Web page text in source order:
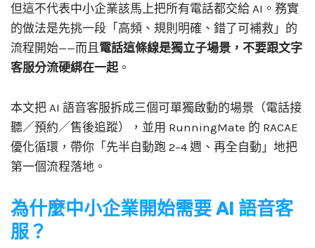
但這不代表中小企業該馬上把所有電話都交給 AI。務實
的做法是先挑一段「高頻、規則明確、錯了可補救」的
流程開始——而且 電話這條線是獨立子場景，不要跟文字
客服分流硬綁在一起 。
本文把 AI 語音客服拆成三個可單獨啟動的場景（電話接
聽／預約／售後追蹤），並用 RunningMate 的 RACAE
優化循環，帶你「先半自動跑 2–4 週、再全自動」地把
第一個流程落地。
為什麼中小企業開始需要 AI 語音客
服？